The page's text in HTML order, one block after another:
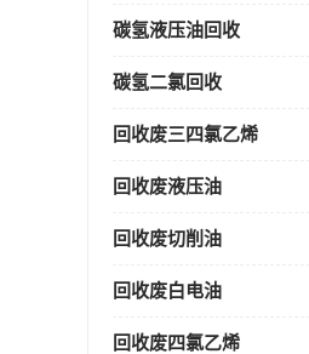
碳氢液压油回收
碳氢二氯回收
回收废三四氯乙烯
回收废液压油
回收废切削油
回收废白电油
回收废四氯乙烯